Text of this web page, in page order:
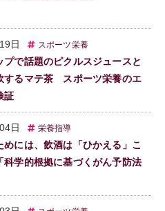
日 スポーツ栄養
プで話題のピクルスジュースと
するマテ茶 スポーツ栄養のエ
証
日 栄養指導
めには、飲酒は「ひかえる」こ
学的根拠に基づくがん予防法